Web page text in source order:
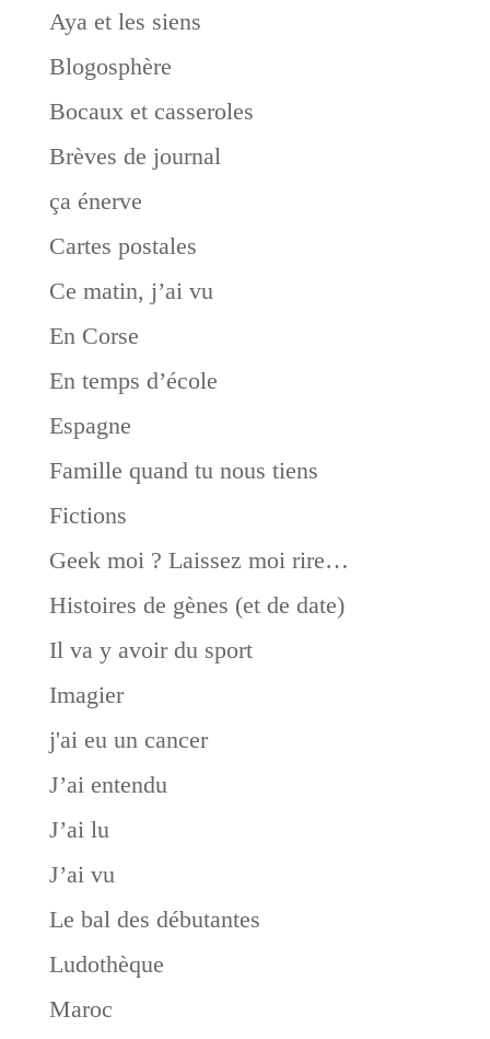
Aya et les siens
Blogosphère
Bocaux et casseroles
Brèves de journal
ça énerve
Cartes postales
Ce matin, j’ai vu
En Corse
En temps d’école
Espagne
Famille quand tu nous tiens
Fictions
Geek moi ? Laissez moi rire…
Histoires de gènes (et de date)
Il va y avoir du sport
Imagier
j'ai eu un cancer
J’ai entendu
J’ai lu
J’ai vu
Le bal des débutantes
Ludothèque
Maroc